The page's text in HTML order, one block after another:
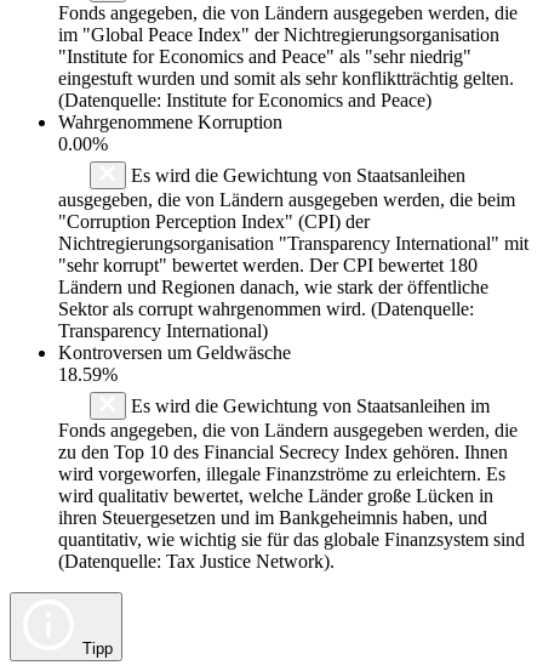
Fonds angegeben, die von Ländern ausgegeben werden, die
im "Global Peace Index" der Nichtregierungsorganisation
"Institute for Economics and Peace" als "sehr niedrig"
eingestuft wurden und somit als sehr konfliktträchtig gelten.
(Datenquelle: Institute for Economics and Peace)
Wahrgenommene Korruption
0.00%
Es wird die Gewichtung von Staatsanleihen
ausgegeben, die von Ländern ausgegeben werden, die beim
"Corruption Perception Index" (CPI) der
Nichtregierungsorganisation "Transparency International" mit
"sehr korrupt" bewertet werden. Der CPI bewertet 180
Ländern und Regionen danach, wie stark der öffentliche
Sektor als corrupt wahrgenommen wird. (Datenquelle:
Transparency International)
Kontroversen um Geldwäsche
18.59%
Es wird die Gewichtung von Staatsanleihen im
Fonds angegeben, die von Ländern ausgegeben werden, die
zu den Top 10 des Financial Secrecy Index gehören. Ihnen
wird vorgeworfen, illegale Finanzströme zu erleichtern. Es
wird qualitativ bewertet, welche Länder große Lücken in
ihren Steuergesetzen und im Bankgeheimnis haben, und
quantitativ, wie wichtig sie für das globale Finanzsystem sind
(Datenquelle: Tax Justice Network).
Tipp